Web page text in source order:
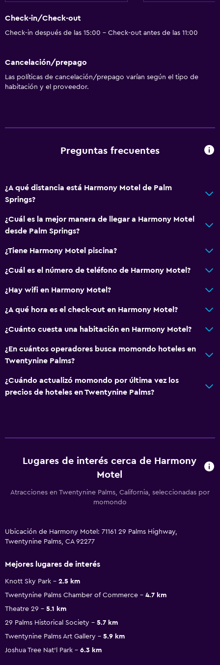
Check-in/Check-out
Check-in después de las 15:00 - Check-out antes de las 11:00
Cancelación/prepago
Las políticas de cancelación/prepago varían según el tipo de
habitación y el proveedor.
Preguntas frecuentes
¿A qué distancia está Harmony Motel de Palm
Springs?
¿Cuál es la mejor manera de llegar a Harmony Motel
desde Palm Springs?
¿Tiene Harmony Motel piscina?
¿Cuál es el número de teléfono de Harmony Motel?
¿Hay wifi en Harmony Motel?
¿A qué hora es el check-out en Harmony Motel?
¿Cuánto cuesta una habitación en Harmony Motel?
¿En cuántos operadores busca momondo hoteles en
Twentynine Palms?
¿Cuándo actualizó momondo por última vez los
precios de hoteles en Twentynine Palms?
Lugares de interés cerca de Harmony
Motel
Atracciones en Twentynine Palms, California, seleccionadas por
momondo
Ubicación de Harmony Motel: 71161 29 Palms Highway,
Twentynine Palms, CA 92277
Mejores lugares de interés
Knott Sky Park
2.5 km
Twentynine Palms Chamber of Commerce
4.7 km
Theatre 29
5.1 km
29 Palms Historical Society
5.7 km
Twentynine Palms Art Gallery
5.9 km
Joshua Tree Nat'l Park
6.3 km